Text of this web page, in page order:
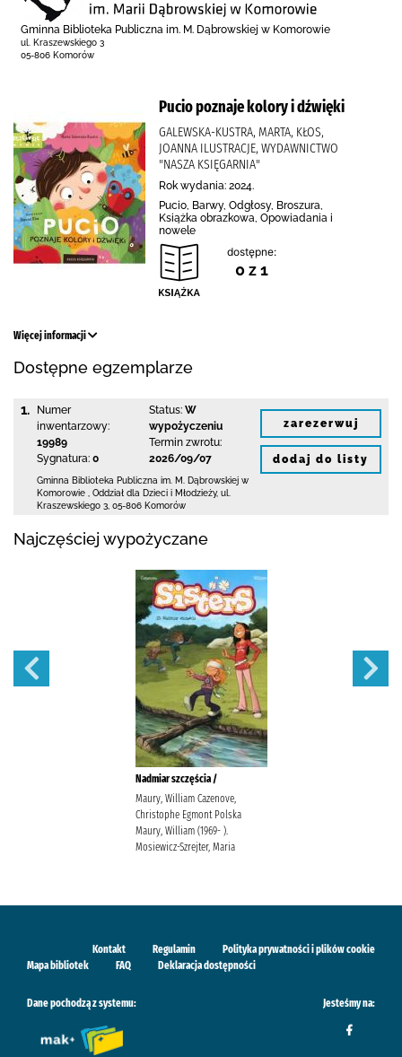
Gminna Biblioteka Publiczna im. M. Dąbrowskiej w Komorowie
ul. Kraszewskiego 3
05-806 Komorów
Pucio poznaje kolory i dźwięki
GALEWSKA-KUSTRA, MARTA, KŁOS,
JOANNA ILUSTRACJE, WYDAWNICTWO
"NASZA KSIĘGARNIA"
Rok wydania: 2024.
Pucio, Barwy, Odgłosy, Broszura,
Książka obrazkowa, Opowiadania i
nowele
dostępne:
0 z 1
Więcej informacji
Dostępne egzemplarze
1.
Numer
inwentarzowy:
19989
Sygnatura: 0
Status: W
wypożyczeniu
Termin zwrotu:
2026/09/07
Gminna Biblioteka Publiczna im. M. Dąbrowskiej w
Komorowie
Oddział dla Dzieci i Młodzieży, ul.
Kraszewskiego 3 05-806 Komorów
zarezerwuj
dodaj do listy
Najczęściej wypożyczane
Nadmiar szczęścia /
Maury, William Cazenove,
Christophe Egmont Polska
Maury, William (1969- ).
Mosiewicz-Szrejter, Maria
Kontakt Regulamin
Polityka prywatności i plików cookie
Mapa bibliotek
FAQ Deklaracja dostępności
Dane pochodzą z systemu: Jesteśmy na: